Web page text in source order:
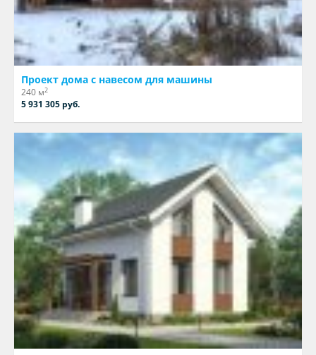
Проект дома с навесом для машины
240 м2
5 931 305 руб.